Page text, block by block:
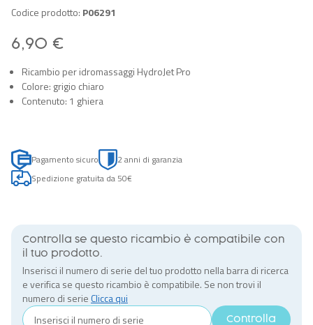
Codice prodotto: P06291
6,90 €
Ricambio per idromassaggi HydroJet Pro
Colore: grigio chiaro
Contenuto: 1 ghiera
Pagamento sicuro
2 anni di garanzia
Spedizione gratuita da 50€
Controlla se questo ricambio è compatibile con
il tuo prodotto.
Inserisci il numero di serie del tuo prodotto nella barra di ricerca
e verifica se questo ricambio è compatibile. Se non trovi il
numero di serie Clicca qui
Controlla